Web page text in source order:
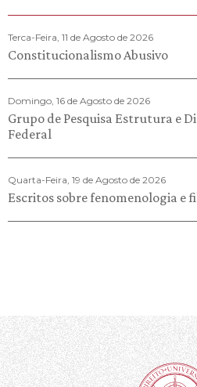
Terca-Feira, 11 de Agosto de 2026
Constitucionalismo Abusivo
Domingo, 16 de Agosto de 2026
Grupo de Pesquisa Estrutura e
Federal
Quarta-Feira, 19 de Agosto de 2026
Escritos sobre fenomenologia e